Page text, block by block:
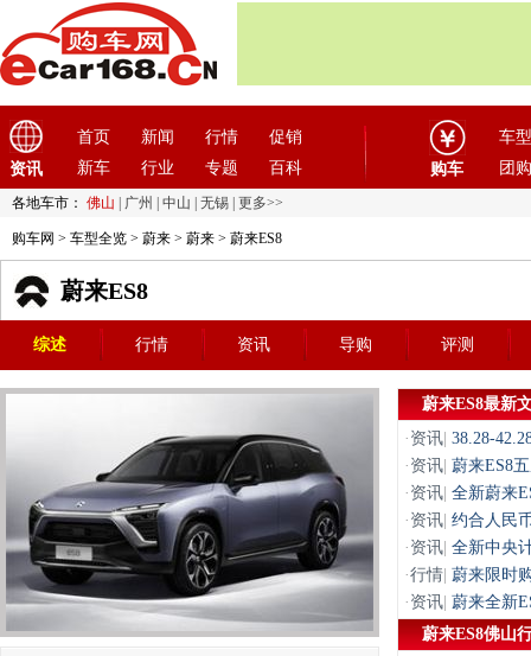
资讯
首页 新闻 行情
促销
新车
行业 专题 百科 购车
车型
团购
各地车市： 佛山 广州 中山 无锡 更多>>
购车网 > 车型全览 > 蔚来 > 蔚来 > 蔚来ES8
蔚来ES8
综述 行情 资讯 导购 评测
蔚来ES8最新
· 资讯 38.28-
· 资讯 蔚来ES8
· 资讯 全新蔚来
· 资讯 约合人民
· 资讯 全新中央
·行情 蔚来限时
· 资讯 蔚来全新
蔚来ES8佛山